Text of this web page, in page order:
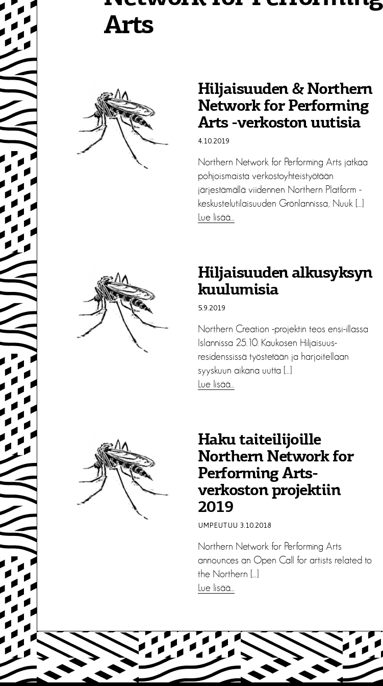
Arts
Hiljaisuuden & Northern
Network for Performing
Arts -verkoston uutisia
4.10.2019
Northern Network for Performing Arts jatkaa
pohjoismaista verkostoyhteistyötään
järjestämällä viidennen Northern Platform -
keskustelutilaisuuden Grönlannissa, Nuuk […]
Lue lisää…
Hiljaisuuden alkusyksyn
kuulumisia
5.9.2019
Northern Creation -projektin teos ensi-illassa
Islannissa 25.10. Kaukosen Hiljaisuus-
residenssissä työstetään ja harjoitellaan
syyskuun aikana uutta […]
Lue lisää…
Haku taiteilijoille
Northern Network for
Performing Arts-
verkoston projektiin
2019
UMPEUTUU 3.10.2018
Northern Network for Performing Arts
announces an Open Call for artists related to
the Northern […]
Lue lisää…